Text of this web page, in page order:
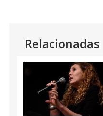
Relacionadas